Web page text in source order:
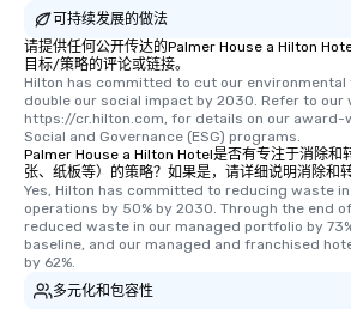
可持续发展的做法
请提供任何公开传达的Palmer House a Hilton
目标/策略的评论或链接。
Hilton has committed to cut our
double our social impact by 2030. Refer to our
https://cr.hilton.com, for details on our award-
Social and Governance (ESG) programs.
Palmer House a Hilton Hotel是否有专注于消除和
张、纸板等）的策略？如果是，请详细说明消除和
Yes, Hilton has committed to reducing waste
operations by 50% by 2030. Through the end
reduced waste in our managed portfolio by
baseline, and our managed and franchised
by 62%.
多元化和包容性